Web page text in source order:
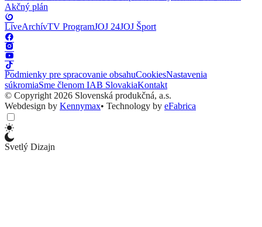
Akčný plán
LiveArchívTV ProgramJOJ 24JOJ Šport
Podmienky pre spracovanie obsahuCookiesNastavenia
súkromiaSme členom IAB SlovakiaKontakt
© Copyright 2026 Slovenská produkčná, a.s.
Webdesign by Kennymax• Technology by eFabrica
Svetlý Dizajn